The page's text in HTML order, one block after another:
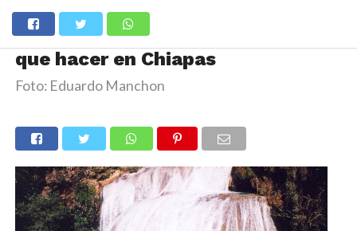
que hacer en Chiapas
Foto: Eduardo Manchon